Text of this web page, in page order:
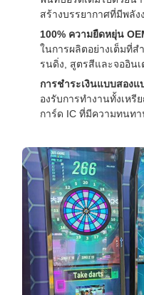
สร้างบรรยากาศที่มีพลัง
100% ความยืดหยุ่น
ในการผลิตอย่างเต็มที่
รนดิ่ง, สูตรสีและจออินเ
การชําระเงินแบบสอง
องรับการทํางานทั้งเห
การ์ด IC ที่มีความทนท